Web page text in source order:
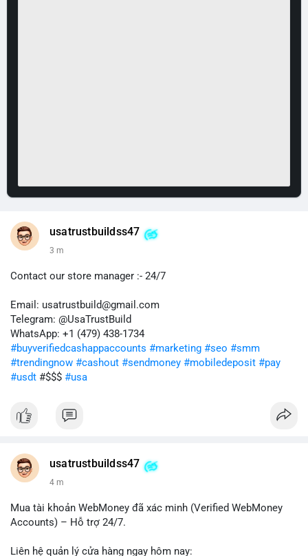
usatrustbuildss47
3 m
Contact our store manager :- 24/7
Email: usatrustbuild@gmail.com
Telegram: @UsaTrustBuild
WhatsApp: +1 (479) 438-1734
#buyverifiedcashappaccounts #marketing #seo #smm
#trendingnow #cashout #sendmoney #mobiledeposit #pay
#usdt #$$$ #usa
usatrustbuildss47
4 m
Mua tài khoản WebMoney đã xác minh (Verified WebMoney
Accounts) – Hỗ trợ 24/7.
Liên hệ quản lý cửa hàng ngay hôm nay: